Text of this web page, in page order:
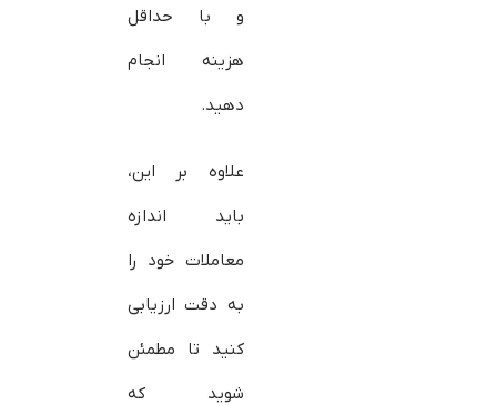
و با حداقل
هزینه انجام
دهید.
علاوه بر این،
باید اندازه
معاملات خود را
به دقت ارزیابی
کنید تا مطمئن
شوید که